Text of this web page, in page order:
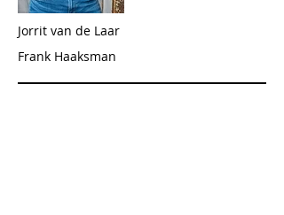
Jorrit van de Laar
Frank Haaksman